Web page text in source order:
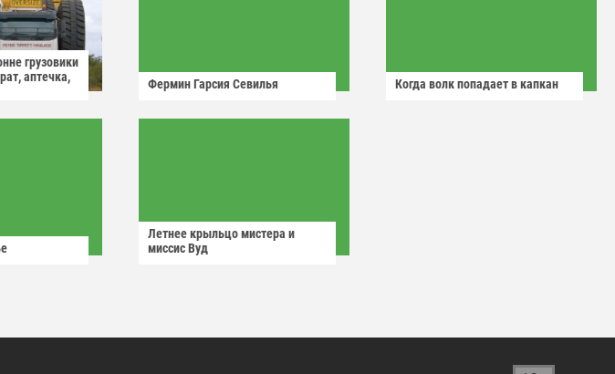
грузовики
аптечка,
Фермин Гарсия Севилья Когда волк попадает в капкан
Летнее крыльцо мистера и
миссис Вуд